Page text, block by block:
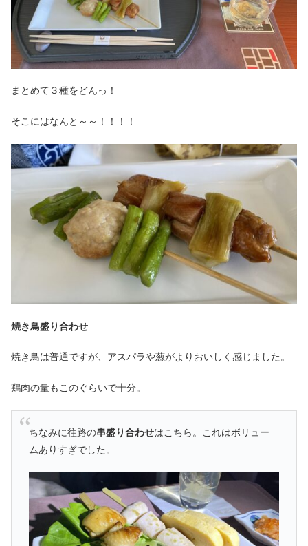
まとめて３種をどんっ！
そこにはなんと～～！！！！
焼き鳥盛り合わせ
焼き鳥は普通ですが、アスパラや葱がよりおいしく感じました。
鶏肉の量もこのぐらいで十分。
ちなみに往路の串盛り合わせはこちら。これはボリュー
ムありすぎでした。